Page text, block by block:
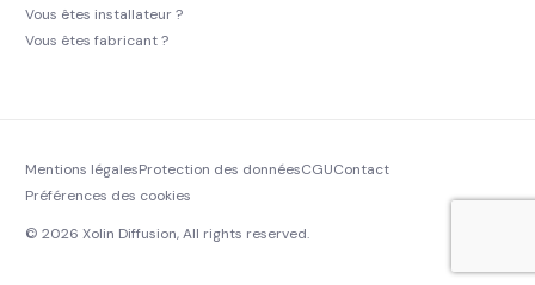
Vous êtes installateur ?
Vous êtes fabricant ?
© 2026 Xolin Diffusion, All rights reserved.
Mentions légalesProtection des donnéesCGUContact
Préférences des cookies